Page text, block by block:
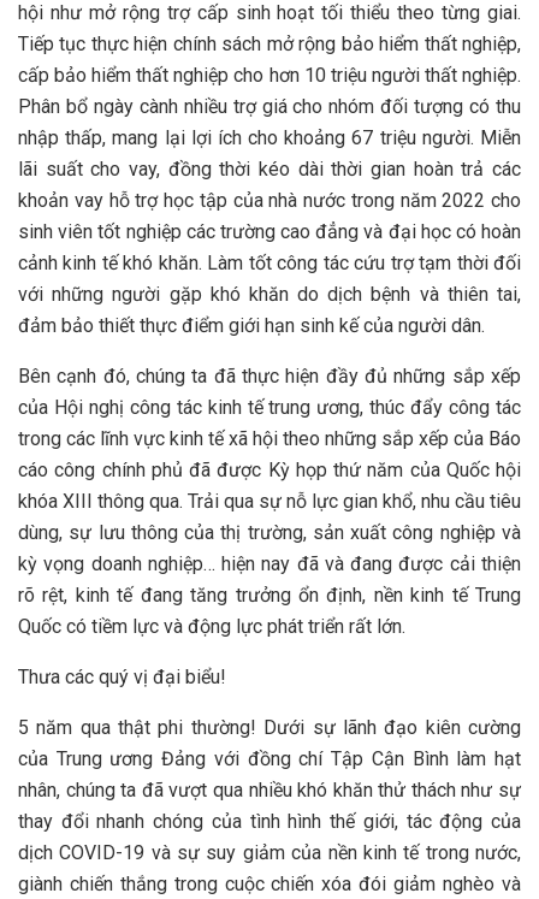
hội như mở rộng trợ cấp sinh hoạt tối thiểu theo từng giai.
Tiếp tục thực hiện chính sách mở rộng bảo hiểm thất nghiệp,
cấp bảo hiểm thất nghiệp cho hơn 10 triệu người thất nghiệp.
Phân bổ ngày cành nhiều trợ giá cho nhóm đối tượng có thu
nhập thấp, mang lại lợi ích cho khoảng 67 triệu người. Miễn
lãi suất cho vay, đồng thời kéo dài thời gian hoàn trả các
khoản vay hỗ trợ học tập của nhà nước trong năm 2022 cho
sinh viên tốt nghiệp các trường cao đẳng và đại học có hoàn
cảnh kinh tế khó khăn. Làm tốt công tác cứu trợ tạm thời đối
với những người gặp khó khăn do dịch bệnh và thiên tai,
đảm bảo thiết thực điểm giới hạn sinh kế của người dân.
Bên cạnh đó, chúng ta đã thực hiện đầy đủ những sắp xếp
của Hội nghị công tác kinh tế trung ương, thúc đẩy công tác
trong các lĩnh vực kinh tế xã hội theo những sắp xếp của Báo
cáo công chính phủ đã được Kỳ họp thứ năm của Quốc hội
khóa XIII thông qua. Trải qua sự nỗ lực gian khổ, nhu cầu tiêu
dùng, sự lưu thông của thị trường, sản xuất công nghiệp và
kỳ vọng doanh nghiệp… hiện nay đã và đang được cải thiện
rõ rệt, kinh tế đang tăng trưởng ổn định, nền kinh tế Trung
Quốc có tiềm lực và động lực phát triển rất lớn.
Thưa các quý vị đại biểu!
5 năm qua thật phi thường! Dưới sự lãnh đạo kiên cường
của Trung ương Đảng với đồng chí Tập Cận Bình làm hạt
nhân, chúng ta đã vượt qua nhiều khó khăn thử thách như sự
thay đổi nhanh chóng của tình hình thế giới, tác động của
dịch COVID-19 và sự suy giảm của nền kinh tế trong nước,
giành chiến thắng trong cuộc chiến xóa đói giảm nghèo và